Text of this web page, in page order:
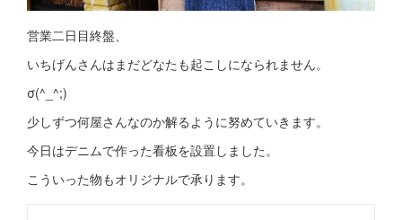
営業二日目終盤、
いちげんさんはまだどなたも起こしになられません。
σ(^_^;)
少しずつ何屋さんなのか解るように努めていきます。
今日はデニムで作った看板を設置しました。
こういった物もオリジナルで承ります。